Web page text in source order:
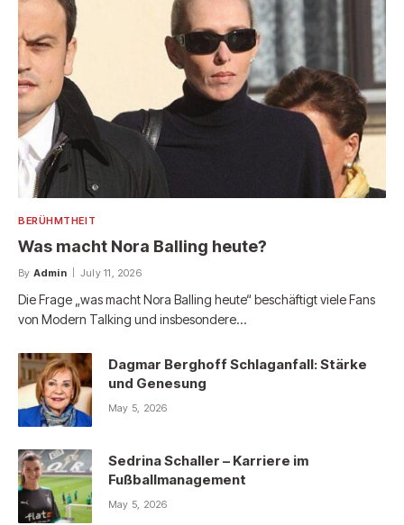
BERÜHMTHEIT
Was macht Nora Balling heute?
By Admin July 11, 2026
Die Frage „was macht Nora Balling heute“ beschäftigt viele Fans
von Modern Talking und insbesondere…
Dagmar Berghoff Schlaganfall: Stärke
und Genesung
May 5, 2026
Sedrina Schaller – Karriere im
Fußballmanagement
May 5, 2026